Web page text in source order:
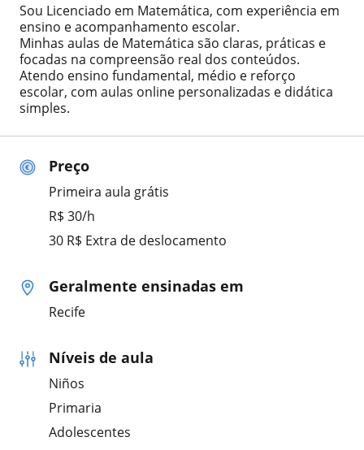
Preço
Primeira aula grátis
R$ 30/h
30 R$ Extra de deslocamento
Geralmente ensinadas em
Recife
Níveis de aula
Niños
Primaria
Adolescentes
Sou Licenciado em Matemática, com experiência em
ensino e acompanhamento escolar.
Minhas aulas de Matemática são claras, práticas e
focadas na compreensão real dos conteúdos.
Atendo ensino fundamental, médio e reforço
escolar, com aulas online personalizadas e didática
simples.